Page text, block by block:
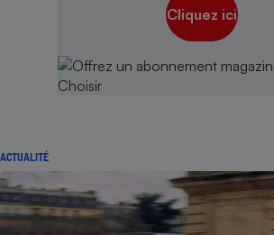
Cliquez ici
ACTUALITÉ